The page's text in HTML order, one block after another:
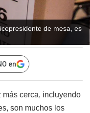
de mesa, es
en
más cerca, incluyendo
son muchos los